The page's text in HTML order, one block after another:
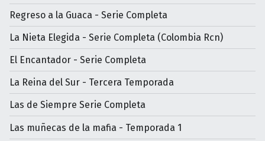
Regreso a la Guaca - Serie Completa
La Nieta Elegida - Serie Completa (Colombia Rcn)
El Encantador - Serie Completa
La Reina del Sur - Tercera Temporada
Las de Siempre Serie Completa
Las muñecas de la mafia - Temporada 1